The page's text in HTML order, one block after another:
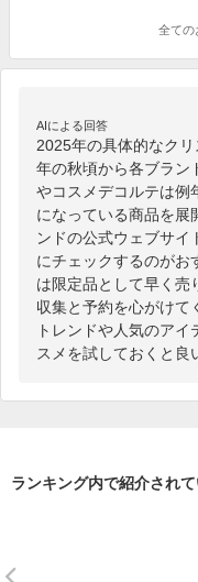
全ての
AIによる回答
2025年の具体的なク
年の秋頃から各ブラン
やコスメデコルテは例
になっている商品を展
ンドの公式ウェブサイ
にチェックするのがお
は限定品として早く売
収集と予約を心がけて
トレンドや人気のア
スメを試しておくと良
ランキング内で紹介され